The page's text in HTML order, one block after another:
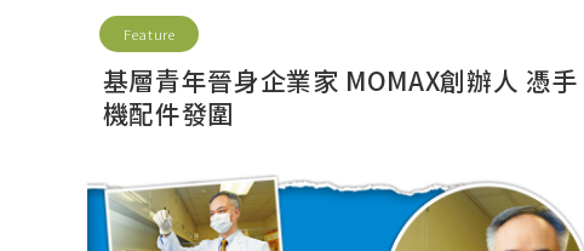
Feature
基層青年晉身企業家 MOMAX創辦人 憑手
機配件發圍